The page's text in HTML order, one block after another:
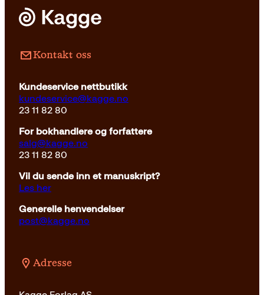
Innbundet
Kontakt oss
Kundeservice nettbutikk
kundeservice@kagge.no
23 11 82 80
For bokhandlere og forfattere
salg@kagge.no
23 11 82 80
Vil du sende inn et manuskript?
Les her
Generelle henvendelser
post@kagge.no
Adresse